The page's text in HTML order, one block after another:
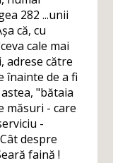
282 ...unii
că, cu
cale mai
adrese către
înainte de a fi
"bătaia
măsuri - care
-
despre
faină !